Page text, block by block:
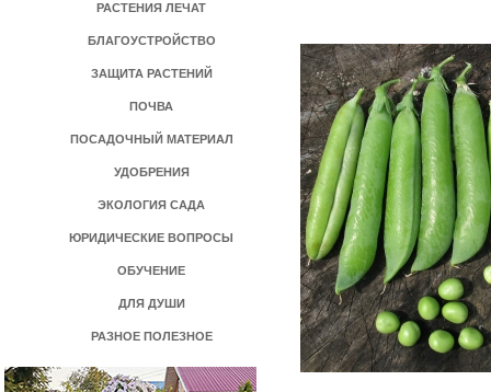
РАСТЕНИЯ ЛЕЧАТ
БЛАГОУСТРОЙСТВО
ЗАЩИТА РАСТЕНИЙ
ПОЧВА
ПОСАДОЧНЫЙ МАТЕРИАЛ
УДОБРЕНИЯ
ЭКОЛОГИЯ САДА
ЮРИДИЧЕСКИЕ ВОПРОСЫ
ОБУЧЕНИЕ
ДЛЯ ДУШИ
РАЗНОЕ ПОЛЕЗНОЕ